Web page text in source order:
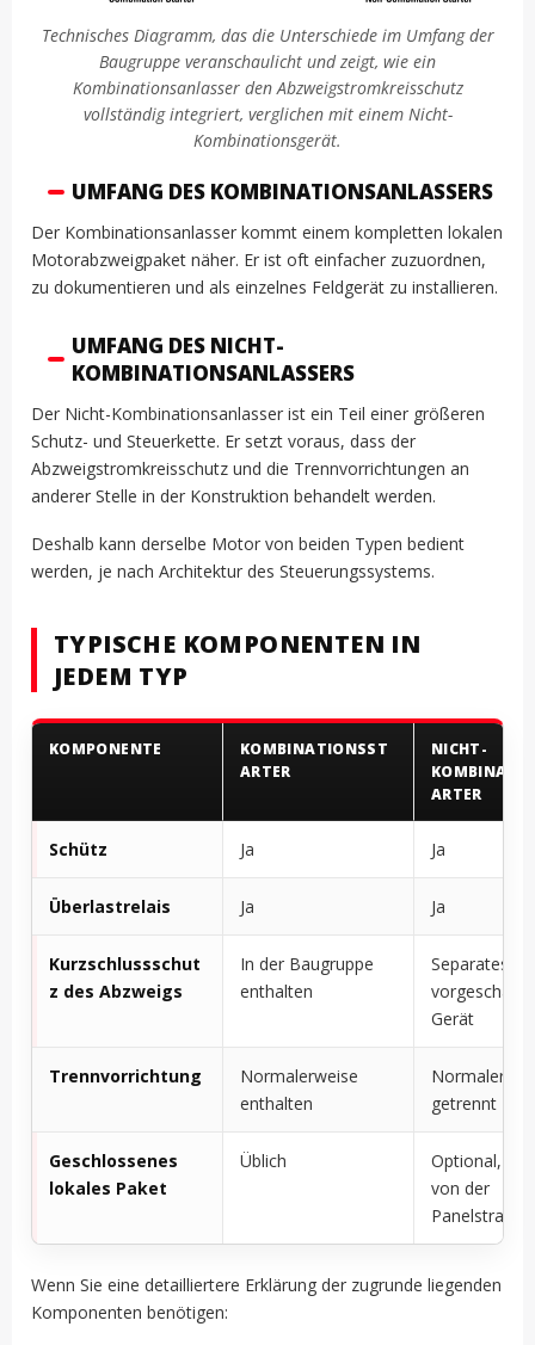
Technisches Diagramm, das die Unterschiede im Umfang der
Baugruppe veranschaulicht und zeigt, wie ein
Kombinationsanlasser den Abzweigstromkreisschutz
vollständig integriert, verglichen mit einem Nicht-
Kombinationsgerät.
UMFANG DES KOMBINATIONSANLASSERS
Der Kombinationsanlasser kommt einem kompletten lokalen
Motorabzweigpaket näher. Er ist oft einfacher zuzuordnen,
zu dokumentieren und als einzelnes Feldgerät zu installieren.
UMFANG DES NICHT-
KOMBINATIONSANLASSERS
Der Nicht-Kombinationsanlasser ist ein Teil einer größeren
Schutz- und Steuerkette. Er setzt voraus, dass der
Abzweigstromkreisschutz und die Trennvorrichtungen an
anderer Stelle in der Konstruktion behandelt werden.
Deshalb kann derselbe Motor von beiden Typen bedient
werden, je nach Architektur des Steuerungssystems.
TYPISCHE KOMPONENTEN IN
JEDEM TYP
KOMPONENTE
KOMBINATIONSST
ARTER
NICHT-
ARTER
Schütz Ja Ja
Überlastrelais Ja Ja
Kurzschlussschut
z des Abzweigs
In der Baugruppe
enthalten
Separates
Gerät
Trennvorrichtung
Normalerweise
enthalten
getrennt
Geschlossenes
lokales Paket
Üblich
Optional,
von der
Wenn Sie eine detailliertere Erklärung der zugrunde liegenden
Komponenten benötigen: